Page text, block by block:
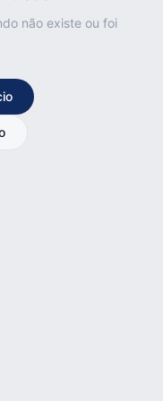
não existe ou foi